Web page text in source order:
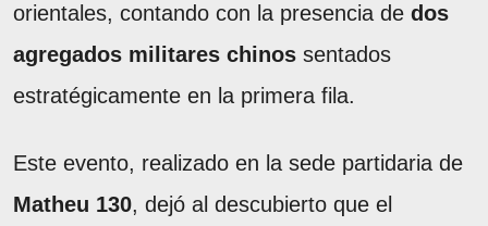
orientales, contando con la presencia de dos
agregados militares chinos sentados
estratégicamente en la primera fila.
Este evento, realizado en la sede partidaria de
Matheu 130, dejó al descubierto que el